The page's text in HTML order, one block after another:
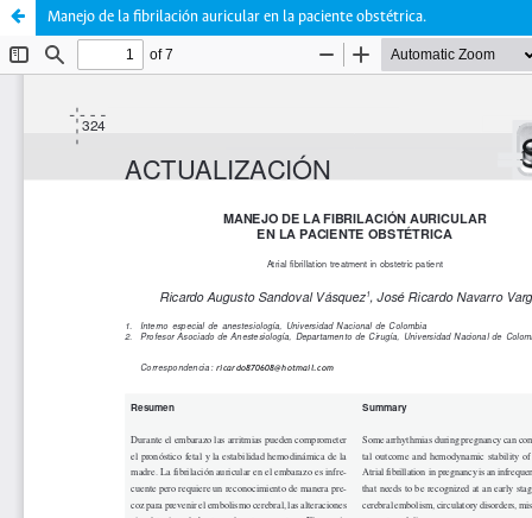
Manejo de la fibrilación auricular en la paciente obstétrica.